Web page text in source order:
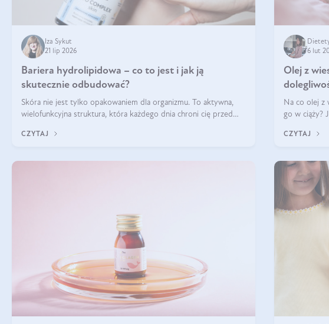
Iza Sykut
21 lip 2026
Bariera hydrolipidowa – co to jest i jak ją
skutecznie odbudować?
Skóra nie jest tylko opakowaniem dla organizmu. To aktywna,
wielofunkcyjna struktura, która każdego dnia chroni cię przed
środowiskowymi. Jednym z jej kluczowych elementów jest
CZYTAJ
6 lut
Olej z
Na co olej z
go w ciąży?
efekty? Jaka
CZYTAJ